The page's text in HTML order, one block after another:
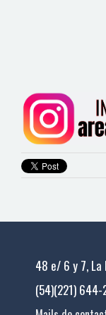
48 e/ 6 y 7,
(54)(221)